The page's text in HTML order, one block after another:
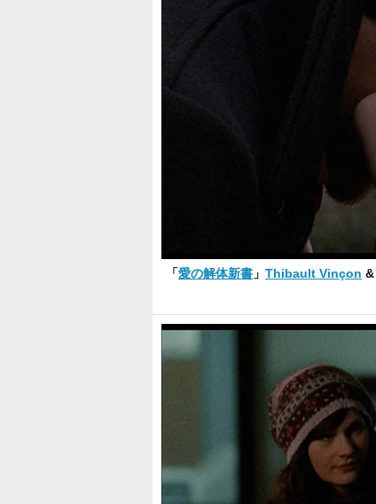
「愛の解体新書 」 Thibault Vinçon &